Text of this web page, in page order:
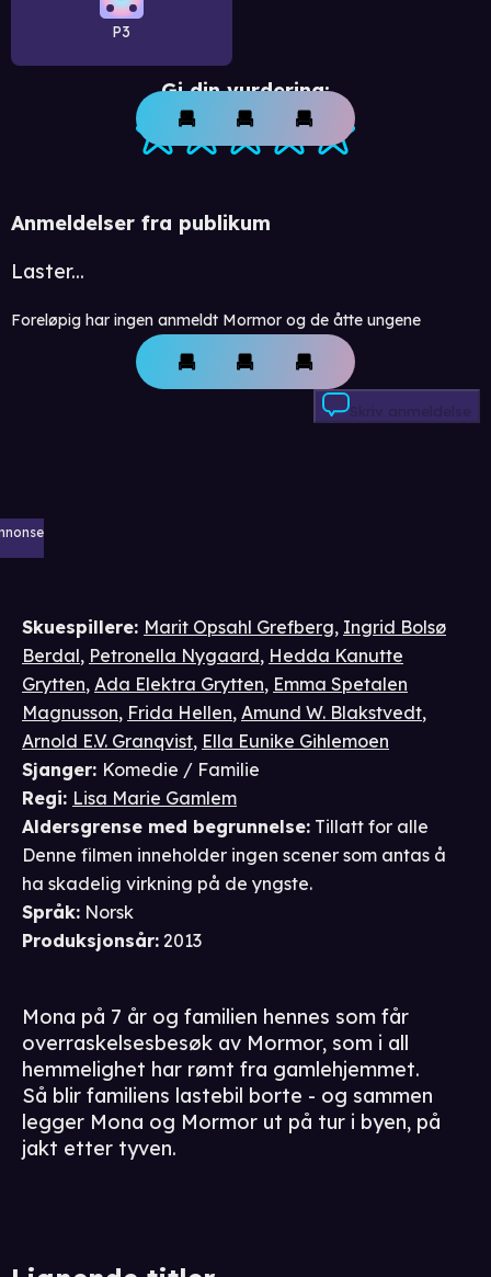
P3
Gi din vurdering:
Anmeldelser fra publikum
Laster...
Foreløpig har ingen anmeldt Mormor og de åtte ungene
Skriv anmeldelse
Skuespillere: Marit Opsahl Grefberg, Ingrid Bolsø
Berdal, Petronella Nygaard, Hedda Kanutte
Grytten, Ada Elektra Grytten, Emma Spetalen
Magnusson, Frida Hellen, Amund W. Blakstvedt,
Arnold E.V. Granqvist, Ella Eunike Gihlemoen
Sjanger: Komedie / Familie
Regi: Lisa Marie Gamlem
Aldersgrense med begrunnelse: Tillatt for alle
Denne filmen inneholder ingen scener som antas å
ha skadelig virkning på de yngste.
Språk: Norsk
Produksjonsår: 2013
Mona på 7 år og familien hennes som får
overraskelsesbesøk av Mormor, som i all
hemmelighet har rømt fra gamlehjemmet.
Så blir familiens lastebil borte - og sammen
legger Mona og Mormor ut på tur i byen, på
jakt etter tyven.